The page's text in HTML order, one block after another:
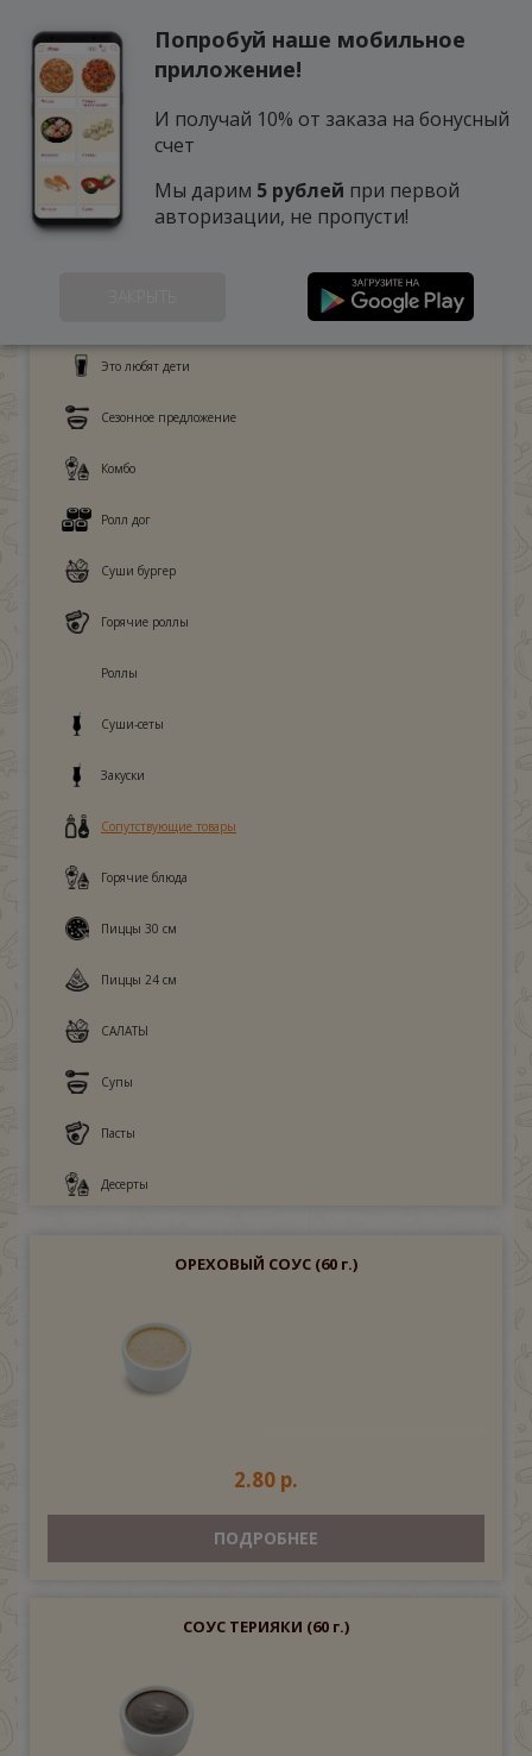
Это любят дети
Сезонное предложение
Комбо
Ролл дог
Суши бургер
Горячие роллы
Роллы
Суши-сеты
Закуски
Сопутствующие товары
Горячие блюда
Пиццы 30 см
Пиццы 24 см
САЛАТЫ
Супы
Пасты
Десерты
ОРЕХОВЫЙ СОУС (60 г.)
2.80 р.
ПОДРОБНЕЕ
СОУС ТЕРИЯКИ (60 г.)
Попробуй наше мобильное
приложение!
И получай 10% от заказа на бонусный
счет
Мы дарим 5 рублей при первой
авторизации, не пропусти!